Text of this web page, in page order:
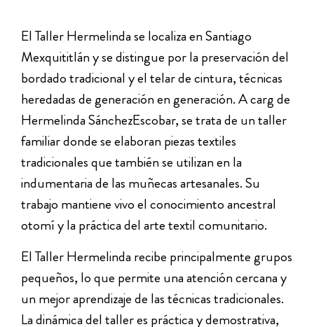
El Taller Hermelinda se localiza en Santiago
Mexquititlán y se distingue por la preservación del
bordado tradicional y el telar de cintura, técnicas
heredadas de generación en generación. A carg de
Hermelinda SánchezEscobar, se trata de un taller
familiar donde se elaboran piezas textiles
tradicionales que también se utilizan en la
indumentaria de las muñecas artesanales. Su
trabajo mantiene vivo el conocimiento ancestral
otomí y la práctica del arte textil comunitario.
El Taller Hermelinda recibe principalmente grupos
pequeños, lo que permite una atención cercana y
un mejor aprendizaje de las técnicas tradicionales.
La dinámica del taller es práctica y demostrativa,